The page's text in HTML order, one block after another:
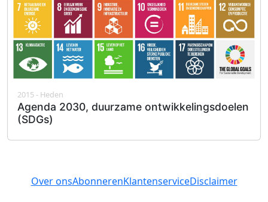
2015 - Heden
Agenda 2030, duurzame ontwikkelingsdoelen
(SDGs)
Over onsAbonnerenKlantenserviceDisclaimer